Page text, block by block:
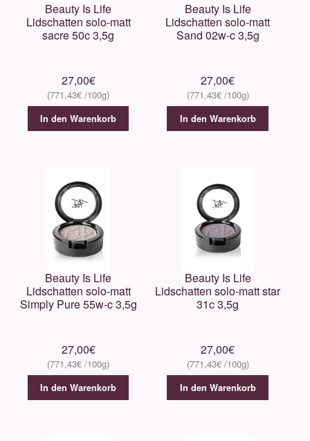
Beauty Is Life
Lidschatten solo-matt
sacre 50c 3,5g
27,00€
771,43€
In den Warenkorb
Beauty Is Life
Lidschatten solo-matt
Sand 02w-c 3,5g
27,00€
771,43€
In den Warenkorb
Beauty Is Life
Lidschatten solo-matt
Simply Pure 55w-c 3,5g
27,00€
771,43€
In den Warenkorb
Beauty Is Life
Lidschatten solo-matt star
31c 3,5g
27,00€
771,43€
In den Warenkorb